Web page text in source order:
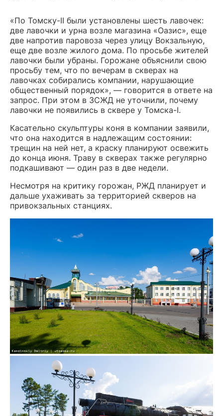
«По Томску-II были установлены шесть лавочек:
две лавочки и урна возле магазина «Оазис», еще
две напротив паровоза через улицу Вокзальную,
еще две возле жилого дома. По просьбе жителей
лавочки были убраны. Горожане объяснили свою
просьбу тем, что по вечерам в скверах на
лавочках собирались компании, нарушающие
общественный порядок», — говорится в ответе на
запрос. При этом в ЗСЖД не уточнили, почему
лавочки не появились в сквере у Томска-I.
Касательно скульптуры коня в компании заявили,
что она находится в надлежащим состоянии:
трещин на ней нет, а краску планируют освежить
до конца июня. Траву в скверах также регулярно
подкашивают — один раз в две недели.
Несмотря на критику горожан, РЖД планирует и
дальше ухаживать за территорией скверов на
привокзальных станциях.